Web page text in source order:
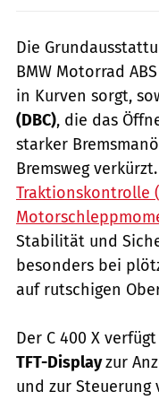
Die
BMW Motorrad
in Kurven sorgt,
(DBC), die das
starker
Bremsweg
Traktionskontrolle
Stabilität und
besonders bei
auf rutschigen
Der C 400 X
TFT-Displayzur
und zur